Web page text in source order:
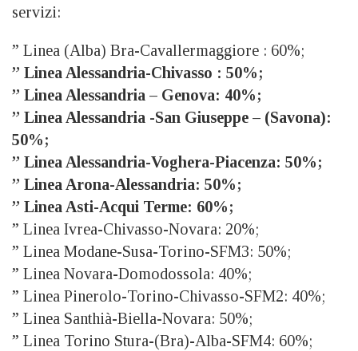
servizi:
” Linea (Alba) Bra-Cavallermaggiore : 60%;
” Linea Alessandria-Chivasso : 50%;
” Linea Alessandria – Genova: 40%;
” Linea Alessandria -San Giuseppe – (Savona):
50%;
” Linea Alessandria-Voghera-Piacenza: 50%;
” Linea Arona-Alessandria: 50%;
” Linea Asti-Acqui Terme: 60%;
” Linea Ivrea-Chivasso-Novara: 20%;
” Linea Modane-Susa-Torino-SFM3: 50%;
” Linea Novara-Domodossola: 40%;
” Linea Pinerolo-Torino-Chivasso-SFM2: 40%;
” Linea Santhià-Biella-Novara: 50%;
” Linea Torino Stura-(Bra)-Alba-SFM4: 60%;